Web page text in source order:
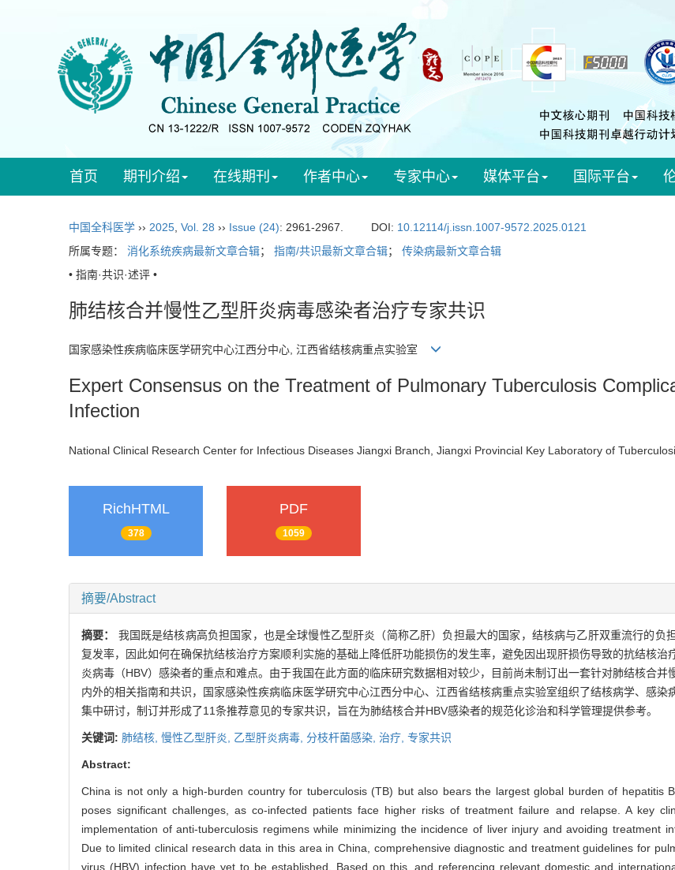
首页 期刊介绍 在线期刊 作者中心 专家中心 媒体平台 国际平台
中国全科医学 ›› 2025 Vol. 28 ›› Issue (24): 2961-2967. DOI: 10.12114/j.issn.1007-9572.2025.0121
所属专题： 消化系统疾病最新文章合辑； 指南/共识最新文章合辑； 传染病最新文章合辑
• 指南·共识·述评 •
肺结核合并慢性乙型肝炎病毒感染者治疗专家共识
国家感染性疾病临床医学研究中心江西分中心, 江西省结核病重点实验室
Expert Consensus on the Treatment of Pulmonary Tuberculosis
Infection
National Clinical Research Center for Infectious Diseases Jiangxi Branch, Jiangxi Provincial Key Laboratory of
RichHTML
378
PDF
1059
摘要/Abstract
摘要： 我国既是结核病高负担国家，也是全球慢性乙型肝炎（简称乙肝）负担最大的国家，结核病与乙肝双重流行的负
复发率，因此如何在确保抗结核治疗方案顺利实施的基础上降低肝功能损伤的发生率，避免因出现肝损伤导致的抗结核
炎病毒（HBV）感染者的重点和难点。由于我国在此方面的临床研究数据相对较少，目前尚未制订出一套针对肺结核合
内外的相关指南和共识，国家感染性疾病临床医学研究中心江西分中心、江西省结核病重点实验室组织了结核病学、感
集中研讨，制订并形成了11条推荐意见的专家共识，旨在为肺结核合并HBV感染者的规范化诊治和科学管理提供参考。
关键词: 肺结核, 慢性乙型肝炎, 乙型肝炎病毒, 分枝杆菌感染, 治疗, 专家共识
Abstract:
China is not only a high-burden country for tuberculosis (TB) but also bears the largest global burden of hepatitis
poses significant challenges, as co-infected patients face higher risks of treatment failure and relapse. A key
implementation of anti-tuberculosis regimens while minimizing the incidence of liver injury and avoiding treatment
Due to limited clinical research data in this area in China, comprehensive diagnostic and treatment guidelines for
virus (HBV) infection have yet to be established. Based on this, and referencing relevant domestic and